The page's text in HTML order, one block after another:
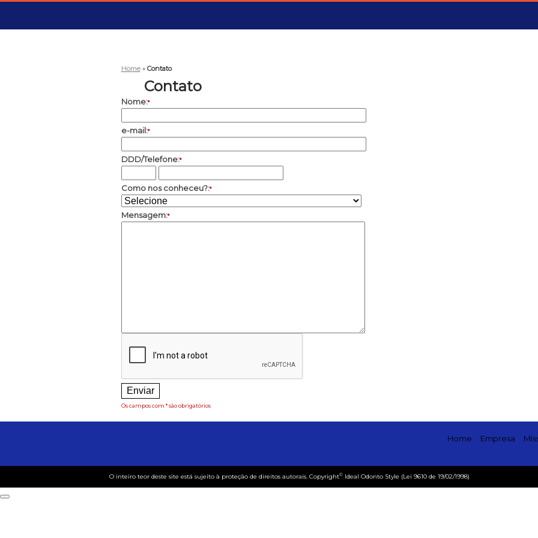
Home » Contato
Contato
Nome:*
e-mail:*
DDD/Telefone:*
Como nos conheceu?:*
Mensagem:*
Os campos com * são obrigatórios
Home Empresa
O inteiro teor deste site está sujeito à proteção de direitos autorais. Copyright© Ideal Odonto Style (Lei 9610 de 19/02/1998)